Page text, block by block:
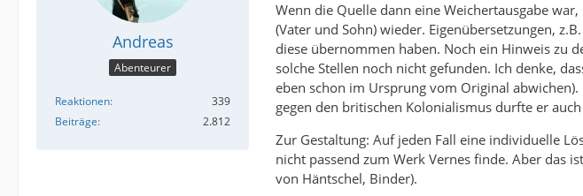
Andreas
Abenteurer
Reaktionen
339
Beiträge
2.812
Wenn die Quelle dann eine Weichertausgabe
(Vater und Sohn) wieder. Eigenübersetzungen,
diese übernommen haben. Noch ein Hinweis zu
solche Stellen noch nicht gefunden. Ich denke,
eben schon im Ursprung vom Original
gegen den britischen Kolonialismus durfte er
Zur Gestaltung: Auf jeden Fall eine individuelle
nicht passend zum Werk Vernes finde. Aber das
von Häntschel, Binder).